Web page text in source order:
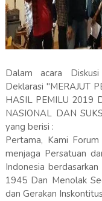
Dalam acara
Deklarasi "MERAJUT
HASIL PEMILU 2019
NASIONAL DAN
yang berisi :
Pertama, Kami
menjaga Persatuan
Indonesia
1945 Dan Menolak
dan Gerakan